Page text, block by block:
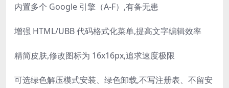
内置多个 Google 引擎（A-F）,有备无患
增强 HTML/UBB 代码格式化菜单,提高文字编辑效率
精简皮肤,修改图标为 16x16px,追求速度极限
可选绿色解压模式安装、绿色卸载,不写注册表、不留安